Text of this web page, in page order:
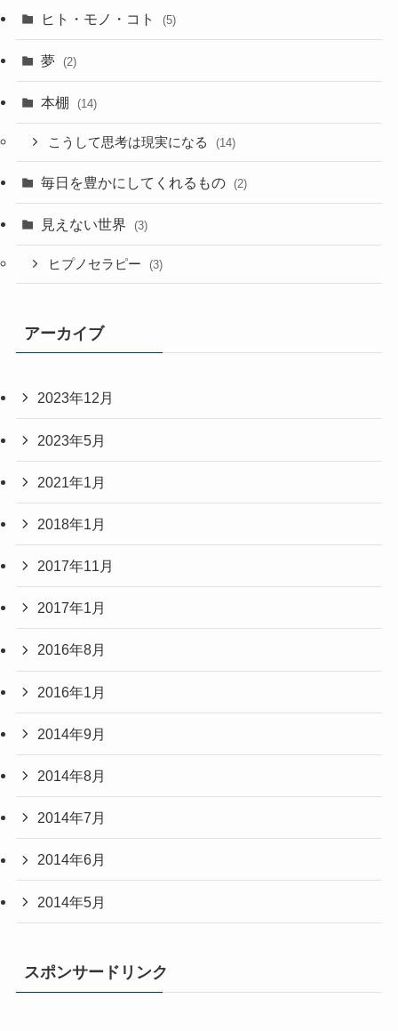
ヒト・モノ・コト (5)
夢 (2)
本棚 (14)
こうして思考は現実になる (14)
毎日を豊かにしてくれるもの (2)
見えない世界 (3)
ヒプノセラピー (3)
アーカイブ
2023年12月
2023年5月
2021年1月
2018年1月
2017年11月
2017年1月
2016年8月
2016年1月
2014年9月
2014年8月
2014年7月
2014年6月
2014年5月
スポンサードリンク